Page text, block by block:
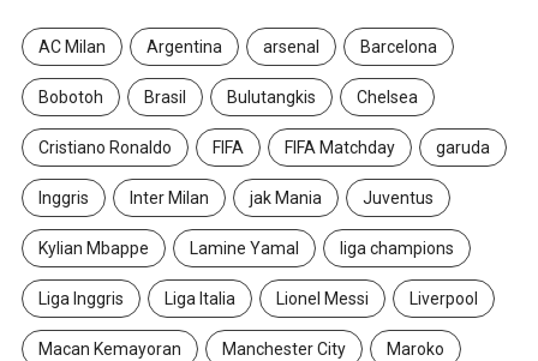
AC Milan Argentina arsenal Barcelona
Bobotoh Brasil Bulutangkis Chelsea
Cristiano Ronaldo FIFA FIFA Matchday garuda
Inggris Inter Milan jak Mania Juventus
Kylian Mbappe Lamine Yamal liga champions
Liga Inggris Liga Italia Lionel Messi Liverpool
Macan Kemayoran Manchester City Maroko